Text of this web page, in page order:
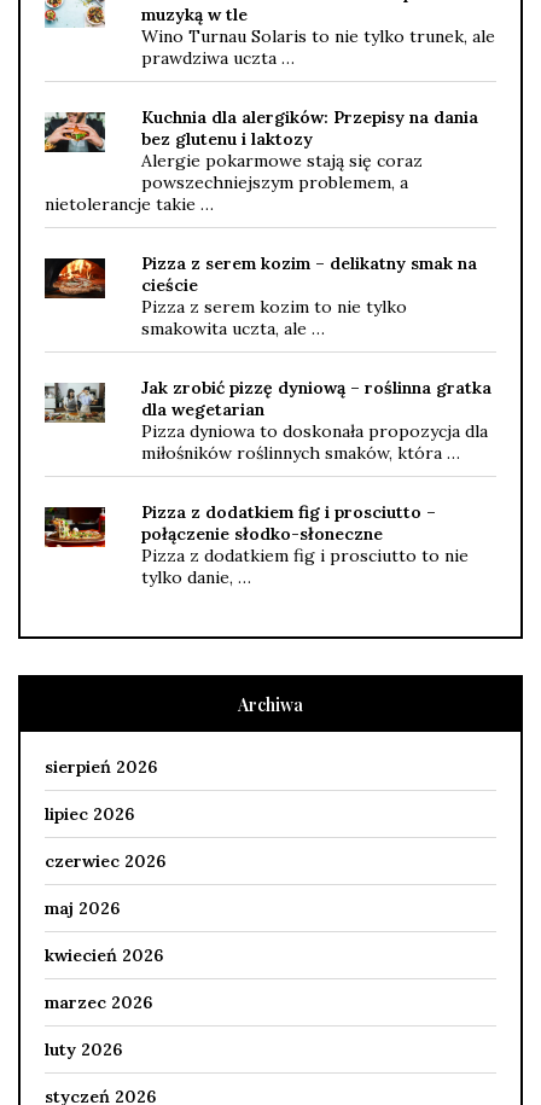
muzyką w tle
Wino Turnau Solaris to nie tylko trunek, ale
prawdziwa uczta …
Kuchnia dla alergików: Przepisy na dania
bez glutenu i laktozy
Alergie pokarmowe stają się coraz
powszechniejszym problemem, a
nietolerancje takie …
Pizza z serem kozim – delikatny smak na
cieście
Pizza z serem kozim to nie tylko
smakowita uczta, ale …
Jak zrobić pizzę dyniową – roślinna gratka
dla wegetarian
Pizza dyniowa to doskonała propozycja dla
miłośników roślinnych smaków, która …
Pizza z dodatkiem fig i prosciutto –
połączenie słodko-słoneczne
Pizza z dodatkiem fig i prosciutto to nie
tylko danie, …
Archiwa
sierpień 2026
lipiec 2026
czerwiec 2026
maj 2026
kwiecień 2026
marzec 2026
luty 2026
styczeń 2026